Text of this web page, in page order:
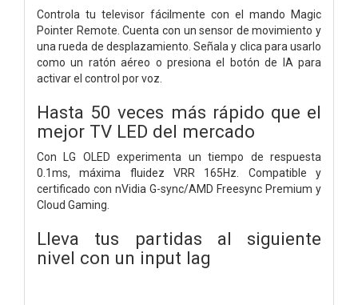
Controla tu televisor fácilmente con el mando Magic
Pointer Remote. Cuenta con un sensor de movimiento y
una rueda de desplazamiento. Señala y clica para usarlo
como un ratón aéreo o presiona el botón de IA para
activar el control por voz.
Hasta 50 veces más rápido que el
mejor TV LED del mercado
Con LG OLED experimenta un tiempo de respuesta
0.1ms, máxima fluidez VRR 165Hz. Compatible y
certificado con nVidia G-sync/AMD Freesync Premium y
Cloud Gaming.
Lleva tus partidas al siguiente
nivel con un input lag